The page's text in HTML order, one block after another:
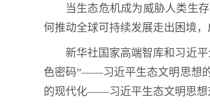
当生态危机成为威胁人类生
何推动全球可持续发展走出困境
新华社国家高端智库和习近
色密码”——习近平生态文明思想
的现代化——习近平生态文明思想